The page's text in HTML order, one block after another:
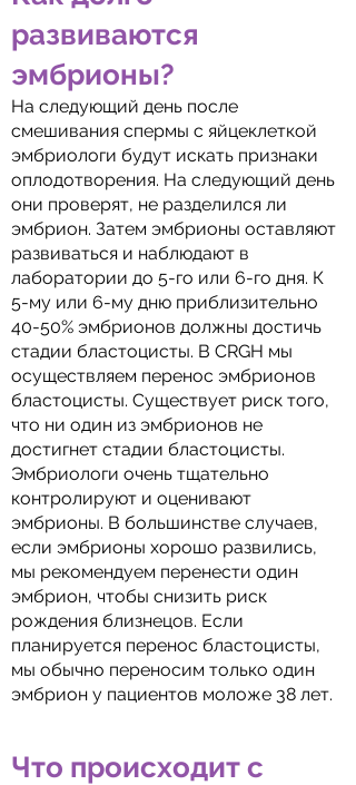
развиваются
эмбрионы?
На следующий день после
смешивания спермы с яйцеклеткой
эмбриологи будут искать признаки
оплодотворения. На следующий день
они проверят, не разделился ли
эмбрион. Затем эмбрионы оставляют
развиваться и наблюдают в
лаборатории до 5-го или 6-го дня. К
5-му или 6-му дню приблизительно
40-50% эмбрионов должны достичь
стадии бластоцисты. В CRGH мы
осуществляем перенос эмбрионов
бластоцисты. Существует риск того,
что ни один из эмбрионов не
достигнет стадии бластоцисты.
Эмбриологи очень тщательно
контролируют и оценивают
эмбрионы. В большинстве случаев,
если эмбрионы хорошо развились,
мы рекомендуем перенести один
эмбрион, чтобы снизить риск
рождения близнецов. Если
планируется перенос бластоцисты,
мы обычно переносим только один
эмбрион у пациентов моложе 38 лет.
Что происходит с